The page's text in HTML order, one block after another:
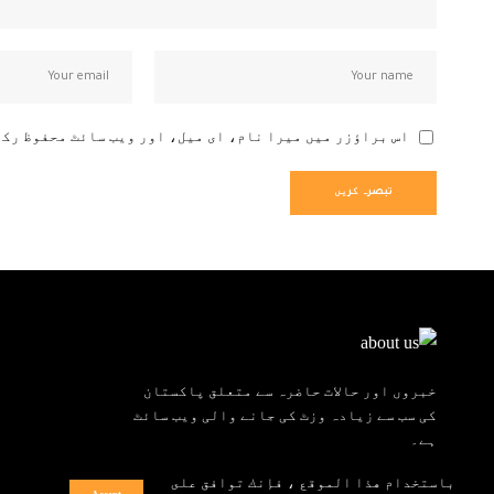
باستخدام هذا الموقع ، فإنك توافق على
اس براؤزر میں میرا نام، ای میل، اور ویب سائٹ محفوظ
خبروں اور حالات حاضرہ سے متعلق پاکستان
کی سب سے زیادہ وزٹ کی جانے والی ویب سائٹ
ہے۔